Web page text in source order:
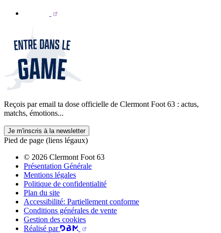
Reçois par email ta dose officielle de Clermont Foot 63 : actus,
matchs, émotions...
Je m'inscris à la newsletter
Pied de page (liens légaux)
© 2026 Clermont Foot 63
Présentation Générale
Mentions légales
Politique de confidentialité
Plan du site
Accessibilité: Partiellement conforme
Conditions générales de vente
Gestion des cookies
Réalisé par